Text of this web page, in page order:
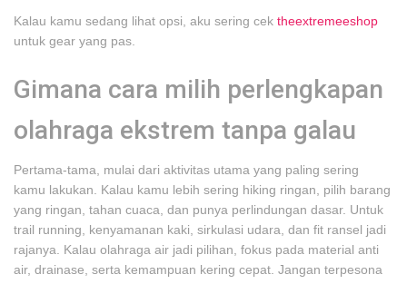
Kalau kamu sedang lihat opsi, aku sering cek theextremeeshop
untuk gear yang pas.
Gimana cara milih perlengkapan
olahraga ekstrem tanpa galau
Pertama-tama, mulai dari aktivitas utama yang paling sering
kamu lakukan. Kalau kamu lebih sering hiking ringan, pilih barang
yang ringan, tahan cuaca, dan punya perlindungan dasar. Untuk
trail running, kenyamanan kaki, sirkulasi udara, dan fit ransel jadi
rajanya. Kalau olahraga air jadi pilihan, fokus pada material anti
air, drainase, serta kemampuan kering cepat. Jangan terpesona